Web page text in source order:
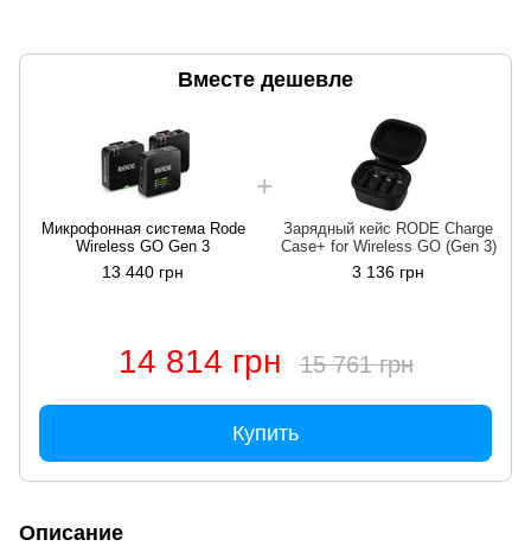
Вместе дешевле
Микрофонная система Rode
Wireless GO Gen 3
13 440 грн
Зарядный кейс RODE Charge
Case+ for Wireless GO (Gen 3)
3 136 грн
14 814 грн 15 761 грн
Купить
Описание